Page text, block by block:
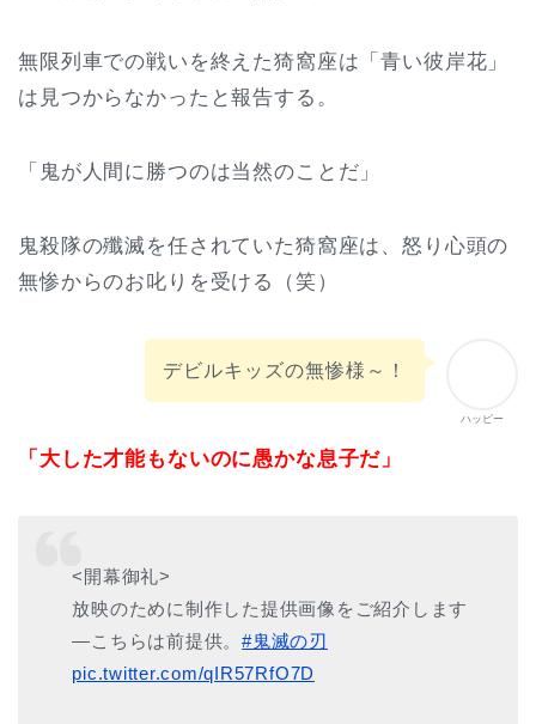
無限列車での戦いを終えた猗窩座は「青い彼岸花」
は見つからなかったと報告する。
「鬼が人間に勝つのは当然のことだ」
鬼殺隊の殲滅を任されていた猗窩座は、怒り心頭の
無惨からのお叱りを受ける（笑）
ハッピー
デビルキッズの無惨様～！
「大した才能もないのに愚かな息子だ」
<開幕御礼>
放映のために制作した提供画像をご紹介します
―こちらは前提供。#鬼滅の刃
pic.twitter.com/qIR57RfO7D